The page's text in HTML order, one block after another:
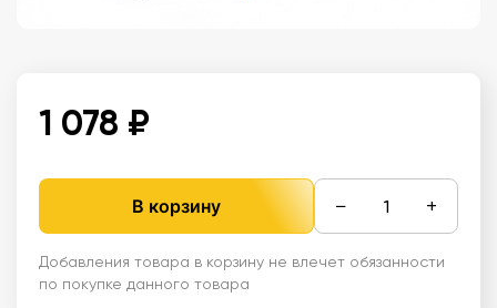
1 078 ₽
В корзину − +
Добавления товара в корзину не влечет обязанности
по покупке данного товара